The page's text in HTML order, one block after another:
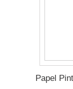
Papel